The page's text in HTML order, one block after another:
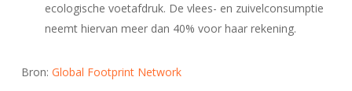
ecologische voetafdruk. De vlees- en zuivelconsumptie
neemt hiervan meer dan 40% voor haar rekening.
Bron: Global Footprint Network